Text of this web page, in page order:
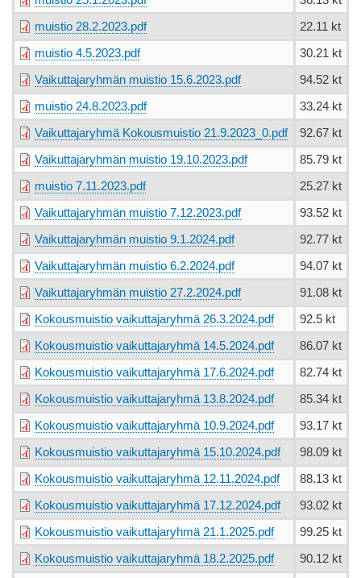
muistio 28.2.2023.pdf 22.11 kt
muistio 4.5.2023.pdf 30.21 kt
Vaikuttajaryhmän muistio 15.6.2023.pdf 94.52 kt
muistio 24.8.2023.pdf 33.24 kt
Vaikuttajaryhmä Kokousmuistio 21.9.2023_0.pdf 92.67 kt
Vaikuttajaryhmän muistio 19.10.2023.pdf 85.79 kt
muistio 7.11.2023.pdf 25.27 kt
Vaikuttajaryhmän muistio 7.12.2023.pdf 93.52 kt
Vaikuttajaryhmän muistio 9.1.2024.pdf 92.77 kt
Vaikuttajaryhmän muistio 6.2.2024.pdf 94.07 kt
Vaikuttajaryhmän muistio 27.2.2024.pdf 91.08 kt
Kokousmuistio vaikuttajaryhmä 26.3.2024.pdf 92.5 kt
Kokousmuistio vaikuttajaryhmä 14.5.2024.pdf 86.07 kt
Kokousmuistio vaikuttajaryhmä 17.6.2024.pdf 82.74 kt
Kokousmuistio vaikuttajaryhmä 13.8.2024.pdf 85.34 kt
Kokousmuistio vaikuttajaryhmä 10.9.2024.pdf 93.17 kt
Kokousmuistio vaikuttajaryhmä 15.10.2024.pdf 98.09 kt
Kokousmuistio vaikuttajaryhmä 12.11.2024.pdf 88.13 kt
Kokousmuistio vaikuttajaryhmä 17.12.2024.pdf 93.02 kt
Kokousmuistio vaikuttajaryhmä 21.1.2025.pdf 99.25 kt
Kokousmuistio vaikuttajaryhmä 18.2.2025.pdf 90.12 kt